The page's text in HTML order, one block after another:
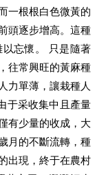
一根根白色微黃的
頭逐步增高。這種
忘懷。 只是隨著
往常興旺的黃麻種
力單薄，讓栽種人
于采收集中且產量
有少量的收成，大
月的不斷流轉，種
出現，終于在農村